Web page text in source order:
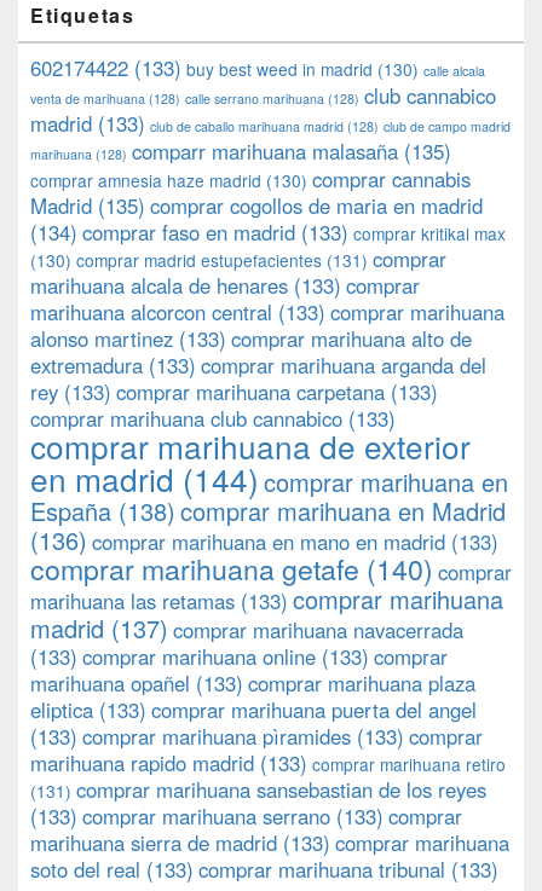
Etiquetas
602174422 (133) buy best weed in madrid (130) calle alcala
venta de marihuana (128) calle serrano marihuana (128) club cannabico
madrid (133) club de caballo marihuana madrid (128) club de campo madrid
marihuana (128) comparr marihuana malasaña (135)
comprar amnesia haze madrid (130) comprar cannabis
Madrid (135) comprar cogollos de maria en madrid
(134) comprar faso en madrid (133) comprar kritikal max
(130) comprar madrid estupefacientes (131) comprar
marihuana alcala de henares (133) comprar
marihuana alcorcon central (133) comprar marihuana
alonso martinez (133) comprar marihuana alto de
extremadura (133) comprar marihuana arganda del
rey (133) comprar marihuana carpetana (133)
comprar marihuana club cannabico (133)
comprar marihuana de exterior
en madrid (144) comprar marihuana en
España (138) comprar marihuana en Madrid
(136) comprar marihuana en mano en madrid (133)
comprar marihuana getafe (140) comprar
marihuana las retamas (133) comprar marihuana
madrid (137) comprar marihuana navacerrada
(133) comprar marihuana online (133) comprar
marihuana opañel (133) comprar marihuana plaza
eliptica (133) comprar marihuana puerta del angel
(133) comprar marihuana pìramides (133) comprar
marihuana rapido madrid (133) comprar marihuana retiro
(131) comprar marihuana sansebastian de los reyes
(133) comprar marihuana serrano (133) comprar
marihuana sierra de madrid (133) comprar marihuana
soto del real (133) comprar marihuana tribunal (133)